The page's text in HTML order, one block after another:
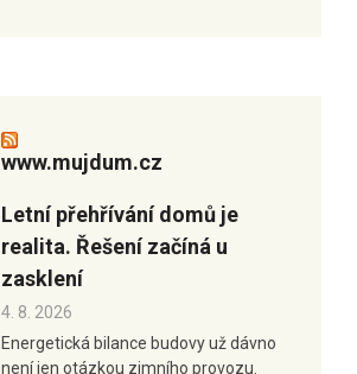
www.mujdum.cz
Letní přehřívání domů je
realita. Řešení začíná u
zasklení
4. 8. 2026
Energetická bilance budovy už dávno
není jen otázkou zimního provozu.